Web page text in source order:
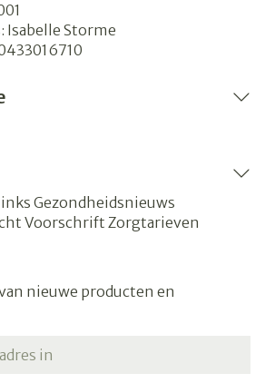
Isabelle Storme
Gezondheidsnieuws
Voorschrift Zorgtarieven
nieuwe producten en